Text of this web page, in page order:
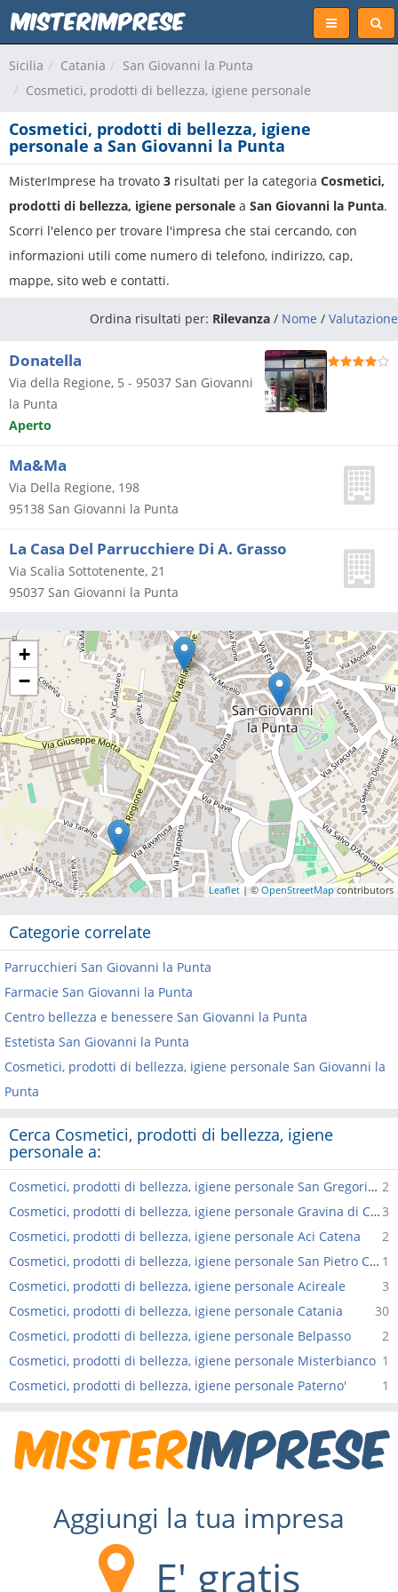
Sicilia Catania
San Giovanni la Punta
Cosmetici, prodotti di bellezza, igiene personale
Cosmetici, prodotti di bellezza, igiene
personale a San Giovanni la Punta
MisterImprese ha trovato 3 risultati per la categoria Cosmetici,
prodotti di bellezza, igiene personale a San Giovanni la Punta.
Scorri l'elenco per trovare l'impresa che stai cercando, con
informazioni utili come numero di telefono, indirizzo, cap,
mappe, sito web e contatti.
Ordina risultati per: Rilevanza / Nome / Valutazione
Donatella
Via della Regione, 5 - 95037 San Giovanni
la Punta
Aperto
Ma&Ma
Via Della Regione, 198
95138 San Giovanni la Punta
La Casa Del Parrucchiere Di A. Grasso
Via Scalia Sottotenente, 21
95037 San Giovanni la Punta
+
−
Leaflet | © OpenStreetMapcontributors
Categorie correlate
Parrucchieri San Giovanni la Punta
Farmacie San Giovanni la Punta
Centro bellezza e benessere San Giovanni la Punta
Estetista San Giovanni la Punta
Cosmetici, prodotti di bellezza, igiene personale San Giovanni la
Punta
Cerca Cosmetici, prodotti di bellezza, igiene
personale a:
2
Cosmetici, prodotti di bellezza, igiene personale San Gregorio di Catania
3
Cosmetici, prodotti di bellezza, igiene personale Gravina di Catania
2
Cosmetici, prodotti di bellezza, igiene personale Aci Catena
1
Cosmetici, prodotti di bellezza, igiene personale San Pietro Clarenza
3
Cosmetici, prodotti di bellezza, igiene personale Acireale
30
Cosmetici, prodotti di bellezza, igiene personale Catania
2
Cosmetici, prodotti di bellezza, igiene personale Belpasso
1
Cosmetici, prodotti di bellezza, igiene personale Misterbianco
1
Cosmetici, prodotti di bellezza, igiene personale Paterno'
Aggiungi la tua impresa
E' gratis